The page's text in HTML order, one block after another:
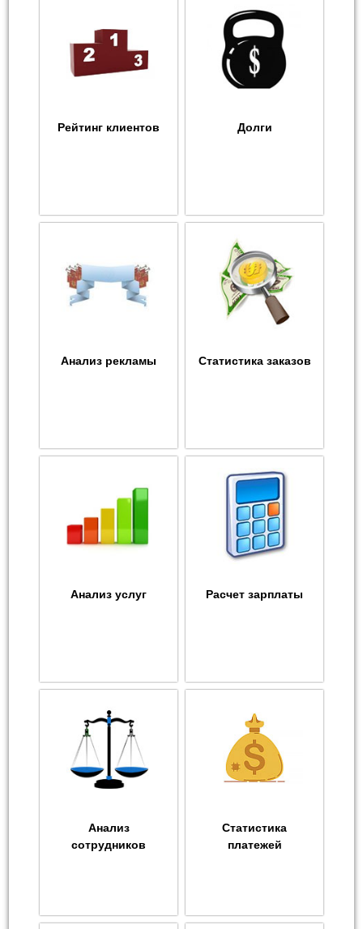
Рейтинг клиентов Долги
Анализ рекламы Статистика заказов
Анализ услуг Расчет зарплаты
Анализ
сотрудников
Статистика
платежей